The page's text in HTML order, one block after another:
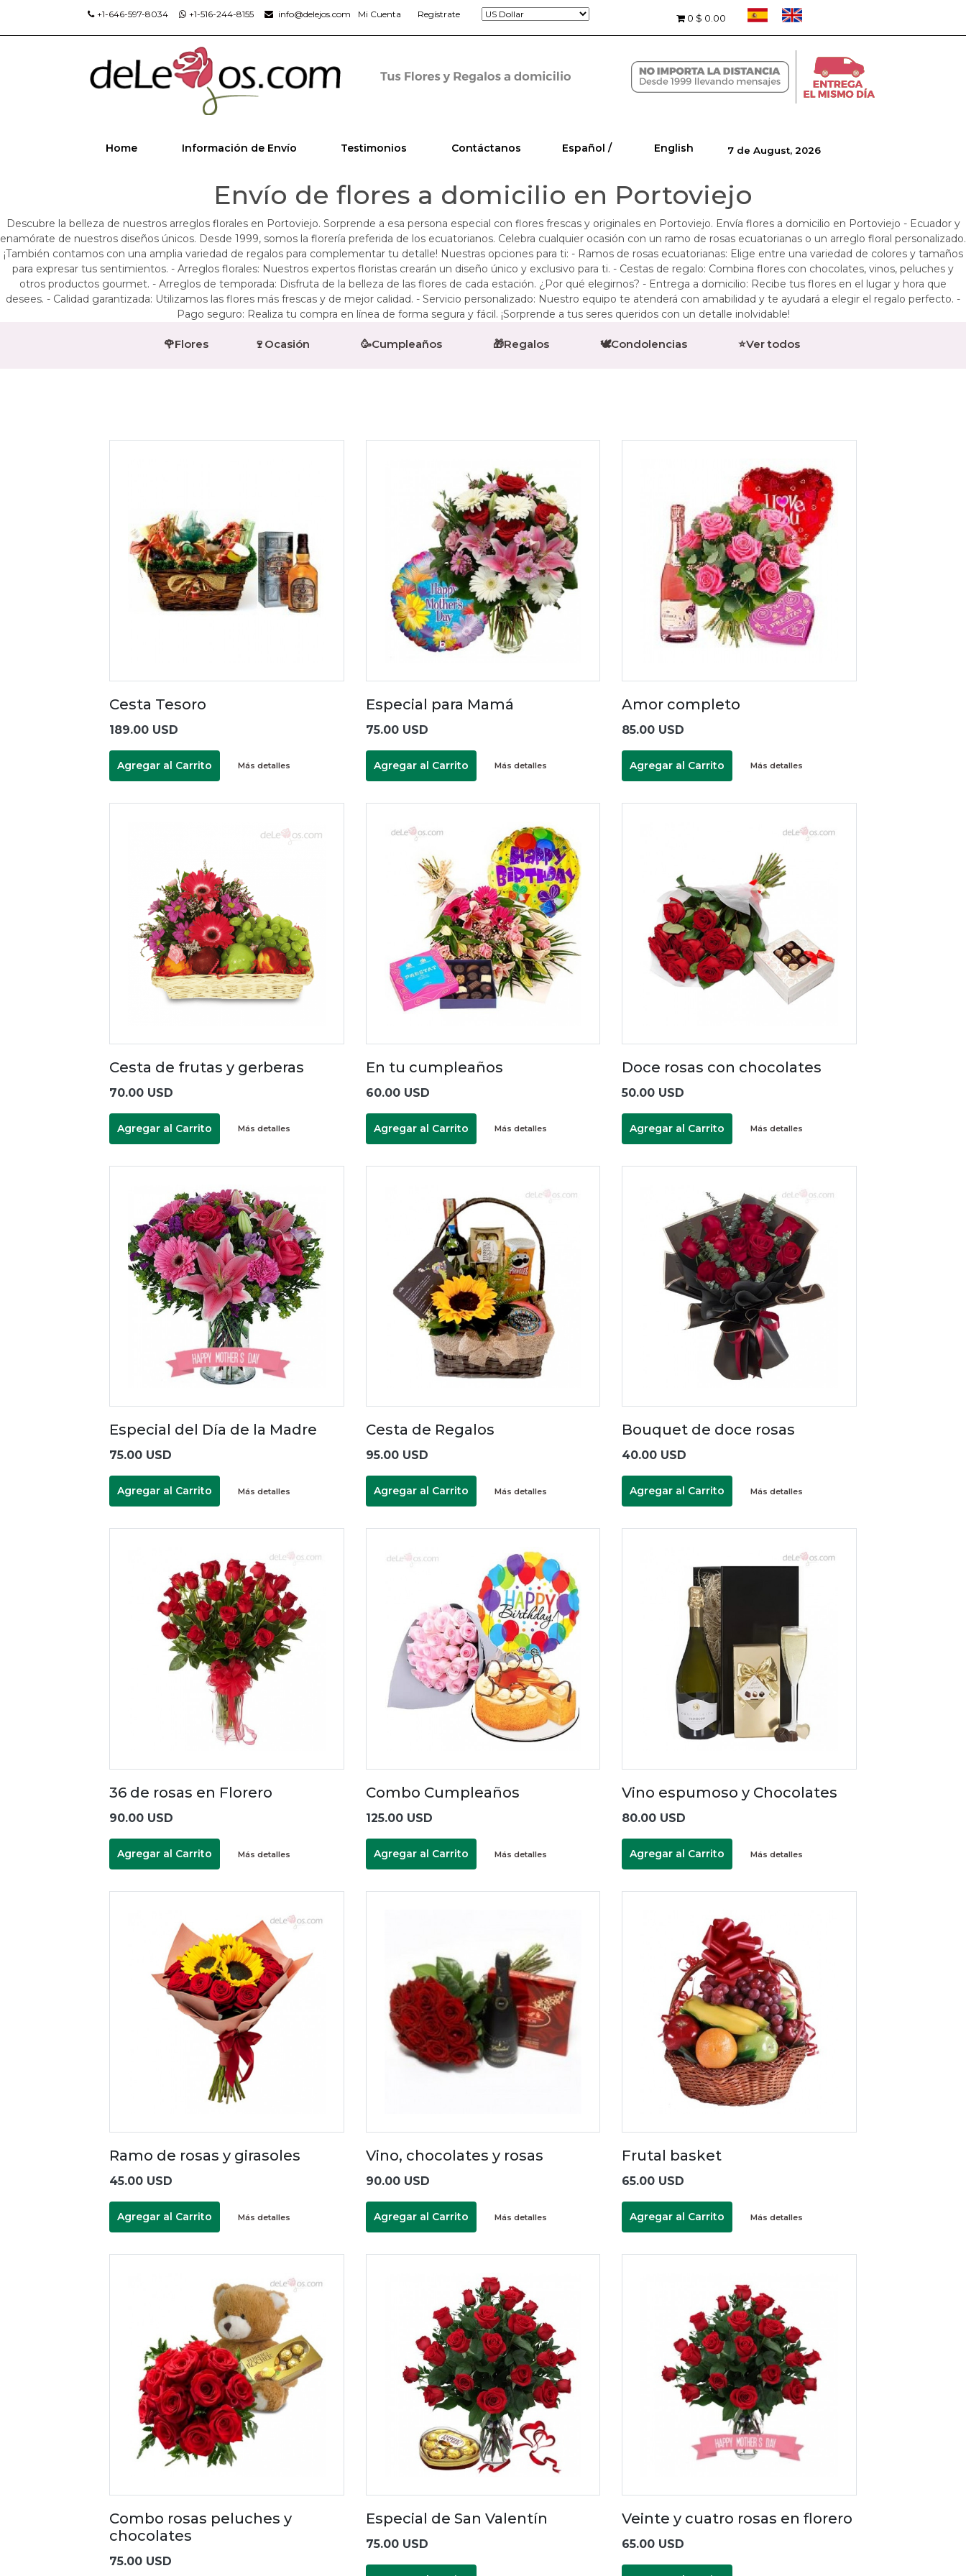
+1-646-597-8034 +1-516-244-8155 info@delejos.com Mi Cuenta Regístrate 0 $ 0.00
Home Información de Envío Testimonios Contáctanos Español / English 7 de August, 2026
Envío de flores a domicilio en Portoviejo
Descubre la belleza de nuestros arreglos florales en Portoviejo. Sorprende a esa persona especial con flores frescas y originales en Portoviejo. Envía flores a domicilio en Portoviejo - Ecuador y
enamórate de nuestros diseños únicos. Desde 1999, somos la florería preferida de los ecuatorianos. Celebra cualquier ocasión con un ramo de rosas ecuatorianas o un arreglo floral personalizado.
¡También contamos con una amplia variedad de regalos para complementar tu detalle! Nuestras opciones para ti: - Ramos de rosas ecuatorianas: Elige entre una variedad de colores y tamaños
para expresar tus sentimientos. - Arreglos florales: Nuestros expertos floristas crearán un diseño único y exclusivo para ti. - Cestas de regalo: Combina flores con chocolates, vinos, peluches y
otros productos gourmet. - Arreglos de temporada: Disfruta de la belleza de las flores de cada estación. ¿Por qué elegirnos? - Entrega a domicilio: Recibe tus flores en el lugar y hora que
desees. - Calidad garantizada: Utilizamos las flores más frescas y de mejor calidad. - Servicio personalizado: Nuestro equipo te atenderá con amabilidad y te ayudará a elegir el regalo perfecto. -
Pago seguro: Realiza tu compra en línea de forma segura y fácil. ¡Sorprende a tus seres queridos con un detalle inolvidable!
🌹Flores 🍷Ocasión 🥳Cumpleaños 🎁Regalos 🕊️Condolencias ⭐Ver todos
Cesta Tesoro
189.00 USD
Agregar al Carrito Más detalles
Especial para Mamá
75.00 USD
Agregar al Carrito Más detalles
Amor completo
85.00 USD
Agregar al Carrito Más detalles
Cesta de frutas y gerberas
70.00 USD
Agregar al Carrito Más detalles
En tu cumpleaños
60.00 USD
Agregar al Carrito Más detalles
Doce rosas con chocolates
50.00 USD
Agregar al Carrito Más detalles
Especial del Día de la Madre
75.00 USD
Agregar al Carrito Más detalles
Cesta de Regalos
95.00 USD
Agregar al Carrito Más detalles
Bouquet de doce rosas
40.00 USD
Agregar al Carrito Más detalles
36 de rosas en Florero
90.00 USD
Agregar al Carrito Más detalles
Combo Cumpleaños
125.00 USD
Agregar al Carrito Más detalles
Vino espumoso y Chocolates
80.00 USD
Agregar al Carrito Más detalles
Ramo de rosas y girasoles
45.00 USD
Agregar al Carrito Más detalles
Vino, chocolates y rosas
90.00 USD
Agregar al Carrito Más detalles
Frutal basket
65.00 USD
Agregar al Carrito Más detalles
Combo rosas peluches y
chocolates
75.00 USD
Especial de San Valentín
75.00 USD
Veinte y cuatro rosas en florero
65.00 USD